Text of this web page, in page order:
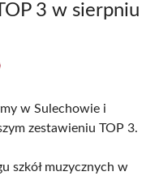
3 w sierpniu
w Sulechowie i
zestawieniu TOP 3.
szkół muzycznych w